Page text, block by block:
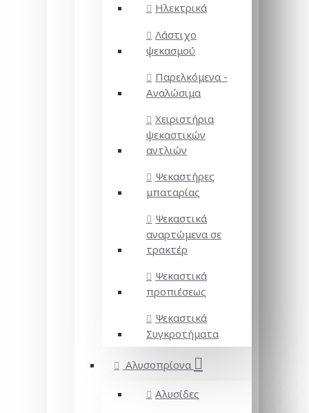
Ηλεκτρικά
Λάστιχο
ψεκασμού
Παρελκόμενα -
Αναλώσιμα
Χειριστήρια
ψεκαστικών
αντλιών
Ψεκαστήρες
μπαταρίας
Ψεκαστικά
αναρτώμενα σε
τρακτέρ
Ψεκαστικά
προπιέσεως
Ψεκαστικά
Συγκροτήματα
Αλυσοπρίονα
Αλυσίδες